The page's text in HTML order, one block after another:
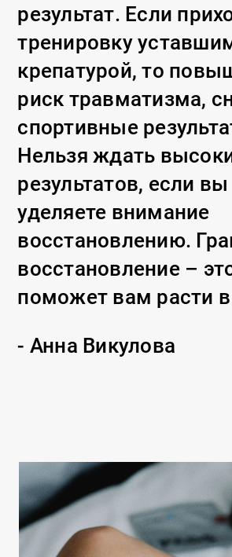
результат. Если
тренировку
крепатурой, то
риск травматизма,
спортивные
Нельзя ждать
результатов, если
уделяете внимание
восстановлению.
восстановление –
поможет вам расти в
- Анна Викулова